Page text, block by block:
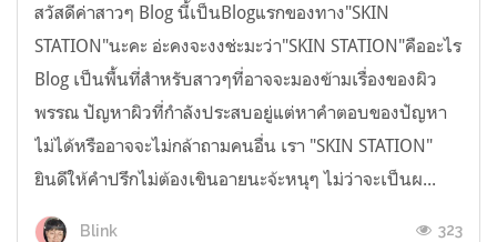
สวัสดีค่าสาวๆ Blog นี้เป็นBlogแรกของทาง"SKIN
STATION"นะคะ อ่ะคงจะงงช่ะมะว่า"SKIN STATION"คืออะไร
Blog เป็นพื้นที่สำหรับสาวๆที่อาจจะมองข้ามเรื่องของผิว
พรรณ ปัญหาผิวที่กำลังประสบอยู่แต่หาคำตอบของปัญหา
ไม่ได้หรืออาจจะไม่กล้าถามคนอื่น เรา "SKIN STATION"
ยินดีให้คำปรึกไม่ต้องเขินอายนะจ้ะหนุๆ ไม่ว่าจะเป็นผ...
Blink 323